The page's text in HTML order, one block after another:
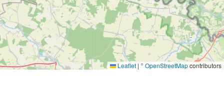
Leaflet | ©OpenStreetMapcontributors